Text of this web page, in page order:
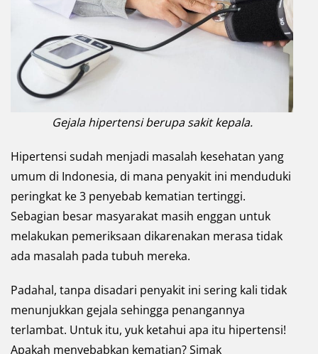
Gejala hipertensi berupa sakit kepala.
Hipertensi sudah menjadi masalah kesehatan yang
umum di Indonesia, di mana penyakit ini menduduki
peringkat ke 3 penyebab kematian tertinggi.
Sebagian besar masyarakat masih enggan untuk
melakukan pemeriksaan dikarenakan merasa tidak
ada masalah pada tubuh mereka.
Padahal, tanpa disadari penyakit ini sering kali tidak
menunjukkan gejala sehingga penangannya
terlambat. Untuk itu, yuk ketahui apa itu hipertensi!
Apakah menyebabkan kematian? Simak